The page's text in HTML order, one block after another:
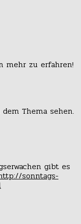
mehr zu erfahren!
Thema sehen.
gibt es
sonntags-